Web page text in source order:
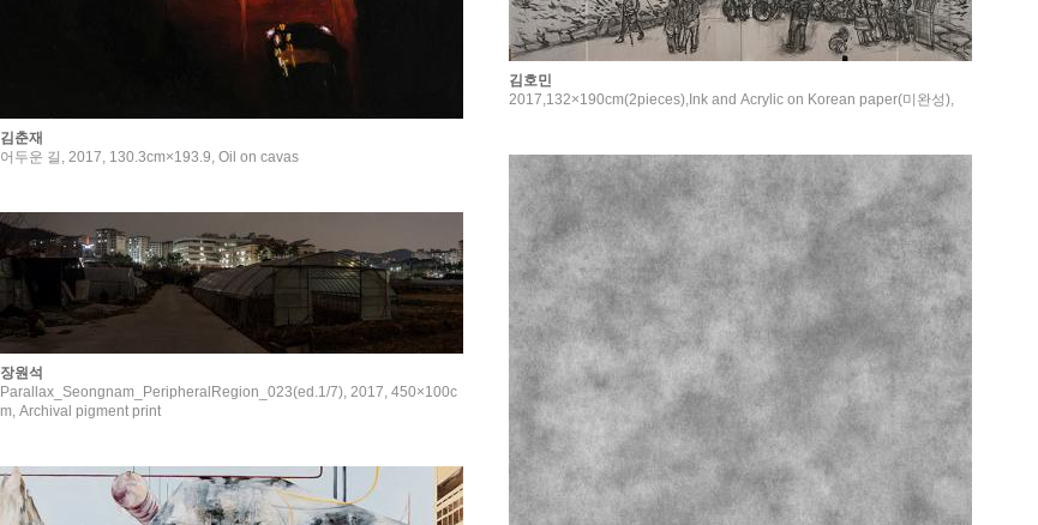
김춘재
어두운 길, 2017, 130.3cm×193.9, Oil on cavas
김호민
2017,132×190cm(2pieces),Ink and Acrylic on Korean paper(미완성),
장원석
Parallax_Seongnam_PeripheralRegion_023(ed.1/7), 2017, 450×100c
m, Archival pigment print